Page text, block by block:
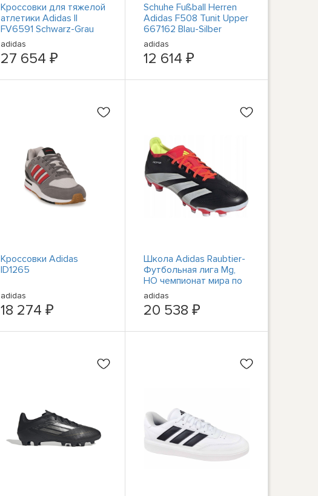
Кроссовки для тяжелой
атлетики Adidas II
FV6591 Schwarz-Grau
adidas
27 654 ₽
Schuhe Fußball Herren
Adidas F508 Tunit Upper
667162 Blau-Silber
adidas
12 614 ₽
Кроссовки Adidas
ID1265
adidas
18 274 ₽
Школа Adidas Raubtier-
Футбольная лига Mg,
НО чемпионат мира по
футболу - 7725
adidas
20 538 ₽